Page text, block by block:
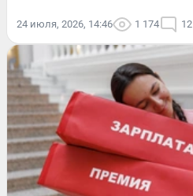
24 июля, 2026, 14:46 1 174 12